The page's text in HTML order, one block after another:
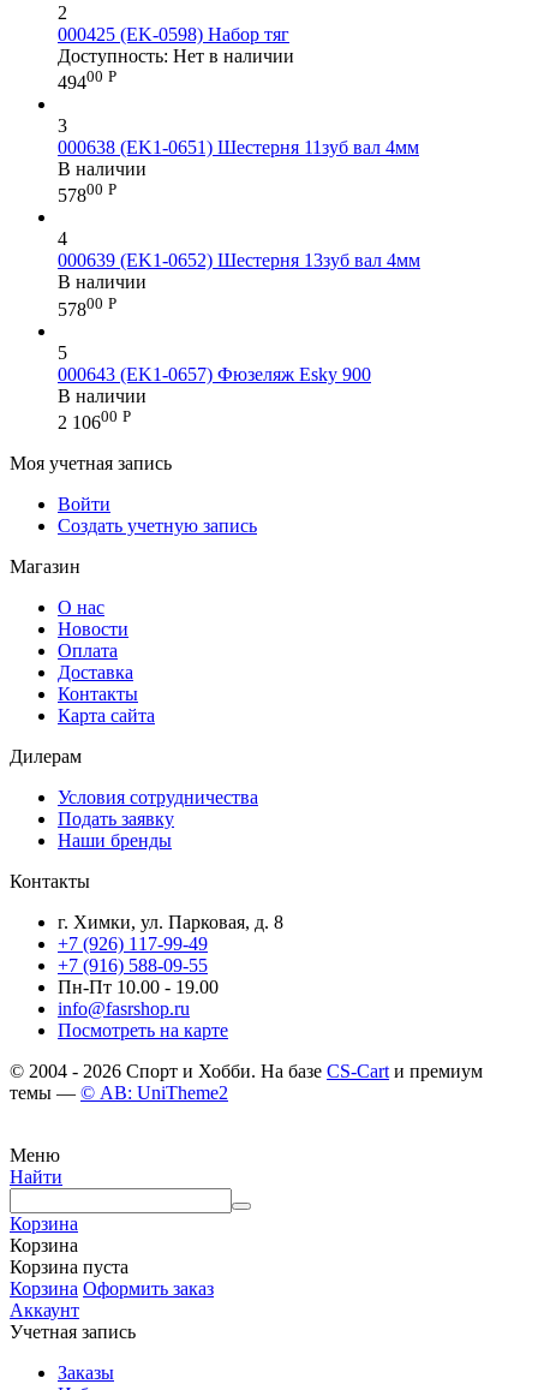
2
000425 (EK-0598) Набор тяг
Доступность: Нет в наличии
49400 Р
3
000638 (EK1-0651) Шестерня 11зуб вал 4мм
В наличии
57800 Р
4
000639 (EK1-0652) Шестерня 13зуб вал 4мм
В наличии
57800 Р
5
000643 (EK1-0657) Фюзеляж Esky 900
В наличии
2 10600 Р
Моя учетная запись
Войти
Создать учетную запись
Магазин
О нас
Новости
Оплата
Доставка
Контакты
Карта сайта
Дилерам
Условия сотрудничества
Подать заявку
Наши бренды
Контакты
г. Химки, ул. Парковая, д. 8
+7 (926) 117-99-49
+7 (916) 588-09-55
Пн-Пт 10.00 - 19.00
info@fasrshop.ru
Посмотреть на карте
© 2004 - 2026 Спорт и Хобби. На базе CS-Cart и премиум
темы — © AB: UniTheme2
Меню
Найти
Корзина
Корзина
Корзина пуста
Корзина Оформить заказ
Аккаунт
Учетная запись
Заказы